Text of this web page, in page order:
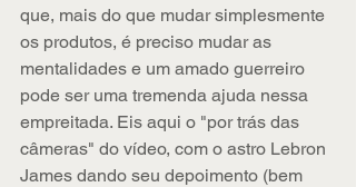
que, mais do que mudar simplesmente
os produtos, é preciso mudar as
mentalidades e um amado guerreiro
pode ser uma tremenda ajuda nessa
empreitada. Eis aqui o "por trás das
câmeras" do vídeo, com o astro Lebron
James dando seu depoimento (bem